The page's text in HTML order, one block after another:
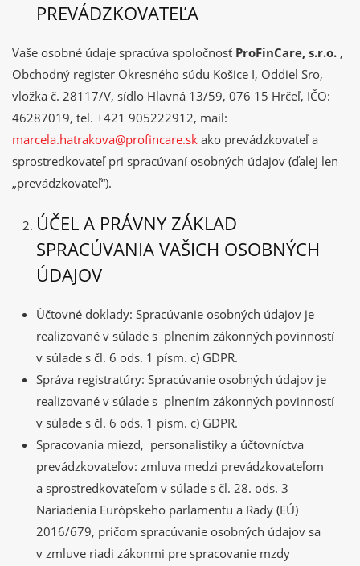
PREVÁDZKOVATEĽA
Vaše osobné údaje spracúva spoločnosť ProFinCare, s.r.o. ,
Obchodný register Okresného súdu Košice I, Oddiel Sro,
vložka č. 28117/V, sídlo Hlavná 13/59, 076 15 Hrčeľ, IČO:
46287019, tel. +421 905222912, mail:
marcela.hatrakova@profincare.sk ako prevádzkovateľ a
sprostredkovateľ pri spracúvaní osobných údajov (ďalej len
„prevádzkovateľ“).
ÚČEL A PRÁVNY ZÁKLAD
SPRACÚVANIA VAŠICH OSOBNÝCH
ÚDAJOV
Účtovné doklady: Spracúvanie osobných údajov je
realizované v súlade s plnením zákonných povinností
v súlade s čl. 6 ods. 1 písm. c) GDPR.
Správa registratúry: Spracúvanie osobných údajov je
realizované v súlade s plnením zákonných povinností
v súlade s čl. 6 ods. 1 písm. c) GDPR.
Spracovania miezd, personalistiky a účtovníctva
prevádzkovateľov: zmluva medzi prevádzkovateľom
a sprostredkovateľom v súlade s čl. 28. ods. 3
Nariadenia Európskeho parlamentu a Rady (EÚ)
2016/679, pričom spracúvanie osobných údajov sa
v zmluve riadi zákonmi pre spracovanie mzdy